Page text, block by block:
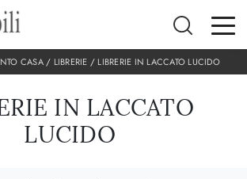
CASA/ LIBRERIE / LIBRERIE IN LACCATO LUCIDO
IN LACCATO
LUCIDO